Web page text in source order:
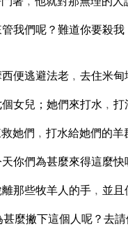
我們呢？難道你要殺
便逃避法老﹐去住米甸
女兒；她們來打水﹐打
她們﹐打水給她們的羊
你們為甚麼來得這麼快
那些牧羊人的手﹐並且
麼撇下這個人呢？去請